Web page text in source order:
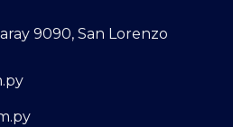
9090, San Lorenzo